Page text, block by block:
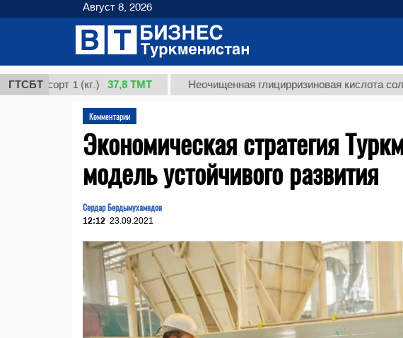
ГТСБТ
1 (кг.) 37,8 ТМТ Неочищенная глицирризиновая кислота солодкового
Комментарии
Экономическая стратегия
модель устойчивого развития
Сердар Бердымухамедов
12:12 23.09.2021
Август 8, 2026